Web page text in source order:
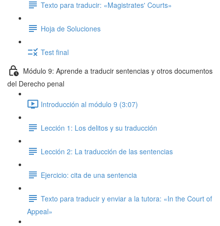
Texto para traducir: «Magistrates' Courts»
Hoja de Soluciones
Test final
Módulo 9: Aprende a traducir sentencias y otros documentos
del Derecho penal
Introducción al módulo 9 (3:07)
Lección 1: Los delitos y su traducción
Lección 2: La traducción de las sentencias
Ejercicio: cita de una sentencia
Texto para traducir y enviar a la tutora: «In the Court of
Appeal»